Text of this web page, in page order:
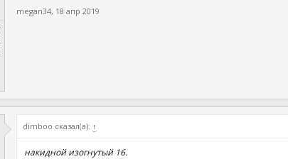
megan34, 18 апр 2019
dimboo сказал(а): ↑
накидной изогнутый 16.